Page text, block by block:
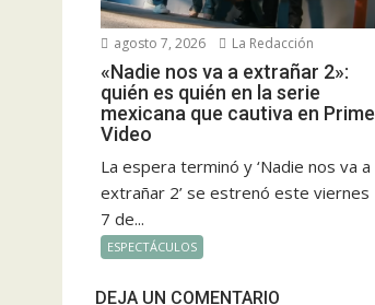
agosto 7, 2026 La Redacción
«Nadie nos va a extrañar 2»:
quién es quién en la serie
mexicana que cautiva en Prime
Video
La espera terminó y ‘Nadie nos va a
extrañar 2’ se estrenó este viernes
7 de...
ESPECTÁCULOS
DEJA UN COMENTARIO